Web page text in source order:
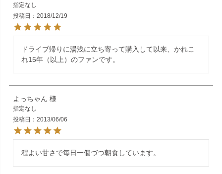
指定なし
投稿日
2018/12/19
ドライブ帰りに湯浅に立ち寄って購入して以来、かれこ
よっちゃん
指定なし
投稿日
2013/06/06